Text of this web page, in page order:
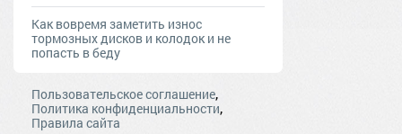
Как вовремя заметить износ
тормозных дисков и колодок и не
попасть в беду
Пользовательское соглашение,
Политика конфиденциальности,
Правила сайта